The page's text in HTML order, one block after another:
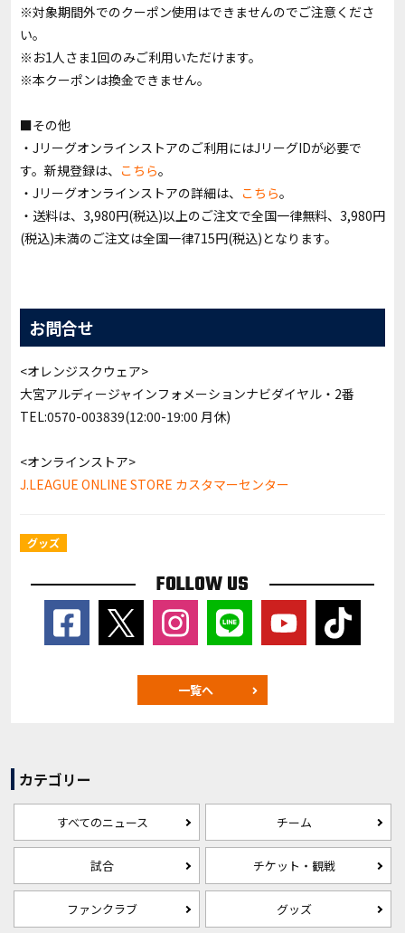
※対象期間外でのクーポン使用はできませんのでご注意くださ
い。
※お1人さま1回のみご利用いただけます。
※本クーポンは換金できません。
■その他
・Jリーグオンラインストアのご利用にはJリーグIDが必要で
す。新規登録は、 こちら。
・Jリーグオンラインストアの詳細は、 こちら。
・送料は、3,980円(税込)以上のご注文で全国一律無料、3,980円
(税込)未満のご注文は全国一律715円(税込)となります。
お問合せ
<オレンジスクウェア>
大宮アルディージャインフォメーションナビダイヤル・2番
TEL:0570-003839(12:00-19:00 月休)
<オンラインストア>
J.LEAGUE ONLINE STORE カスタマーセンター
グッズ
FOLLOW US
一覧へ
カテゴリー
すべてのニュース チーム
試合 チケット・観戦
ファンクラブ グッズ